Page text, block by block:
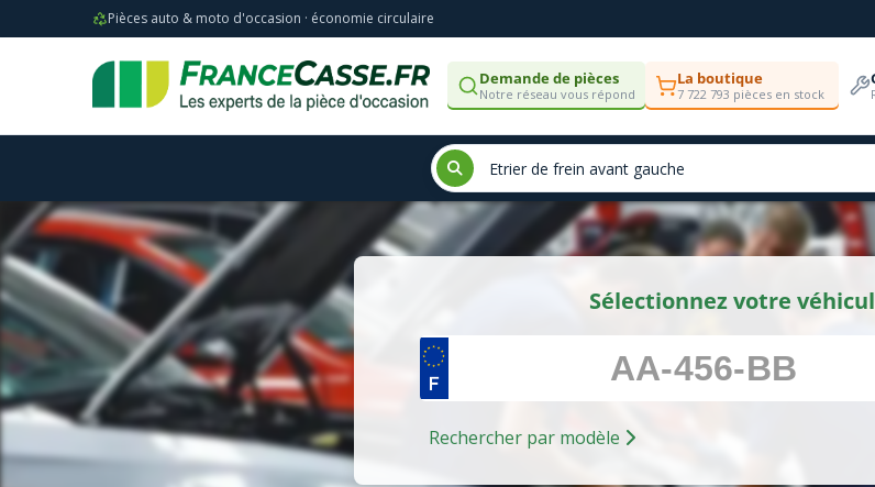
Pièces auto & moto d'occasion · économie circulaire
Demande de pièces
Notre réseau vous répond
La boutique
7 722 793 pièces en stock
Sélectionnez votre
Rechercher par modèle